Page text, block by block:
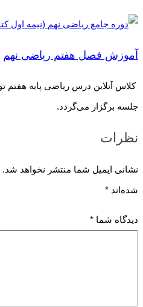
آموزش فصل هفتم ریاضی نهم
جلسه برگزار می‌گردد.
نظرات
نشانی ایمیل شما منتشر نخواهد شد.
شده‌اند *
دیدگاه شما *